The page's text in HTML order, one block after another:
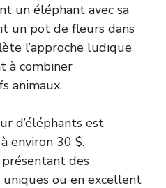
un éléphant avec sa
un pot de fleurs dans
l’approche ludique
à combiner
animaux.
d’éléphants est
environ 30 $.
des
ou en excellent